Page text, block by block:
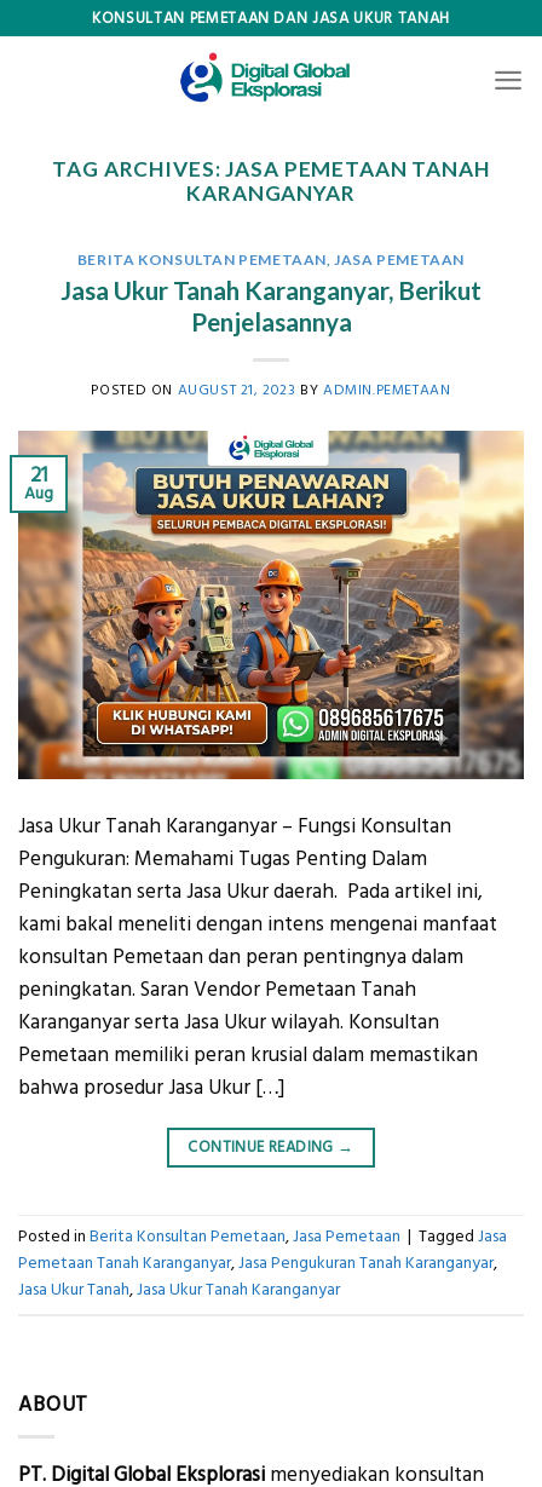
KONSULTAN PEMETAAN DAN JASA UKUR TANAH
TAG ARCHIVES:JASA PEMETAAN TANAH
KARANGANYAR
BERITA KONSULTAN PEMETAAN JASA PEMETAAN
Jasa Ukur Tanah Karanganyar, Berikut
Penjelasannya
POSTED ON AUGUST 21, 2023 BYADMIN.PEMETAAN
21
Aug
Jasa Ukur Tanah Karanganyar – Fungsi Konsultan
Pengukuran: Memahami Tugas Penting Dalam
Peningkatan serta Jasa Ukur daerah. Pada artikel ini,
kami bakal meneliti dengan intens mengenai manfaat
konsultan Pemetaan dan peran pentingnya dalam
peningkatan. Saran Vendor Pemetaan Tanah
Karanganyar serta Jasa Ukur wilayah. Konsultan
Pemetaan memiliki peran krusial dalam memastikan
bahwa prosedur Jasa Ukur […]
CONTINUE READING →
Posted in Berita Konsultan Pemetaan,Jasa Pemetaan | Tagged Jasa
Pemetaan Tanah Karanganyar,Jasa Pengukuran Tanah Karanganyar,
Jasa Ukur Tanah,Jasa Ukur Tanah Karanganyar
ABOUT
PT. Digital Global Eksplorasi menyediakan konsultan